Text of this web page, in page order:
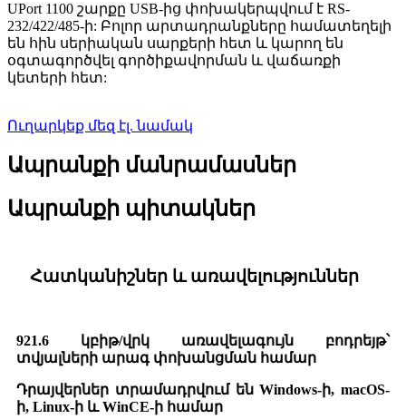
UPort 1100 շարքը USB-ից փոխակերպվում է RS-
232/422/485-ի: Բոլոր արտադրանքները համատեղելի
են հին սերիական սարքերի հետ և կարող են
օգտագործվել գործիքավորման և վաճառքի
կետերի հետ:
Ուղարկեք մեզ էլ. նամակ
Ապրանքի մանրամասներ
Ապրանքի պիտակներ
Հատկանիշներ և առավելություններ
921.6 կբիթ/վրկ առավելագույն բոդրեյթ՝
տվյալների արագ փոխանցման համար
Դրայվերներ տրամադրվում են Windows-ի, macOS-
ի, Linux-ի և WinCE-ի համար